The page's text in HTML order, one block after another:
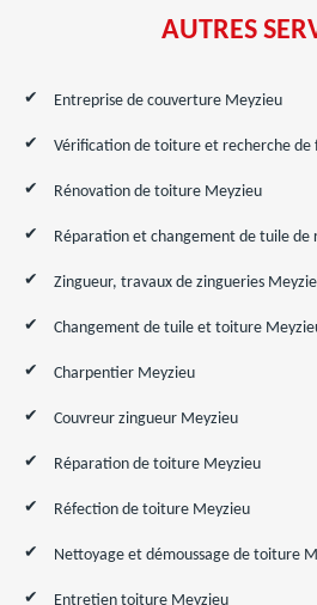
AUTRES
Entreprise de couverture Meyzieu
Vérification de toiture et recherche de
Rénovation de toiture Meyzieu
Réparation et changement de tuile de
Zingueur, travaux de zingueries
Changement de tuile et toiture
Charpentier Meyzieu
Couvreur zingueur Meyzieu
Réparation de toiture Meyzieu
Réfection de toiture Meyzieu
Nettoyage et démoussage de toiture
Entretien toiture Meyzieu